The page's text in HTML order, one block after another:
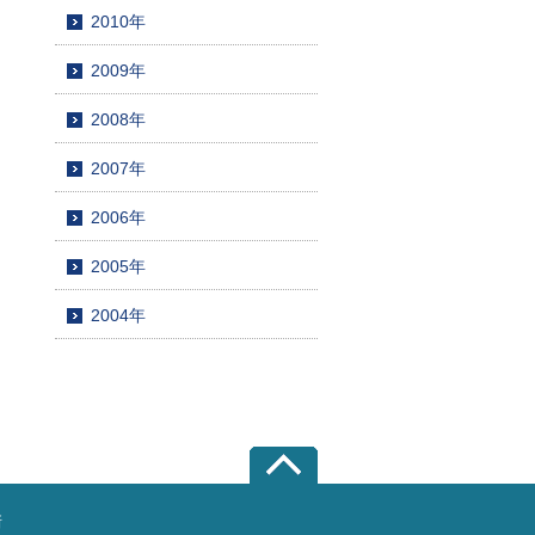
2010年
2009年
2008年
2007年
2006年
2005年
2004年